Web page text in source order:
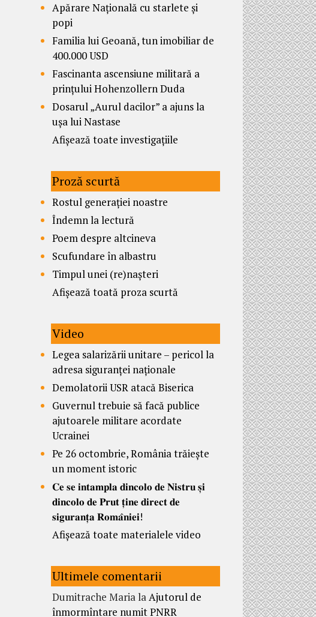
Apărare Națională cu starlete și
popi
Familia lui Geoană, tun imobiliar de
400.000 USD
Fascinanta ascensiune militară a
prințului Hohenzollern Duda
Dosarul „Aurul dacilor” a ajuns la
ușa lui Nastase
Afișează toate investigațiile
Proză scurtă
Rostul generației noastre
Îndemn la lectură
Poem despre altcineva
Scufundare în albastru
Timpul unei (re)nașteri
Afișează toată proza scurtă
Video
Legea salarizării unitare – pericol la
adresa siguranței naționale
Demolatorii USR atacă Biserica
Guvernul trebuie să facă publice
ajutoarele militare acordate
Ucrainei
Pe 26 octombrie, România trăiește
un moment istoric
𝐂𝐞 𝐬𝐞 𝐢𝐧𝐭𝐚𝐦𝐩𝐥𝐚 𝐝𝐢𝐧𝐜𝐨𝐥𝐨 𝐝𝐞 𝐍𝐢𝐬𝐭𝐫𝐮 𝐬̦𝐢
𝐝𝐢𝐧𝐜𝐨𝐥𝐨 𝐝𝐞 𝐏𝐫𝐮𝐭 𝐭̦𝐢𝐧𝐞 𝐝𝐢𝐫𝐞𝐜𝐭 𝐝𝐞
𝐬𝐢𝐠𝐮𝐫𝐚𝐧𝐭̦𝐚 𝐑𝐨𝐦𝐚̂𝐧𝐢𝐞𝐢!
Afișează toate materialele video
Ultimele comentarii
Dumitrache MarialaAjutorul de
înmormîntare numit PNRR